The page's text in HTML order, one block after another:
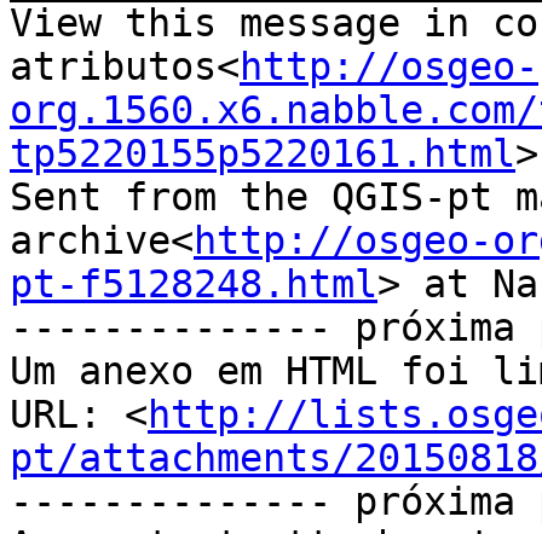
View this message in
atributos<http://osgeo-
tp5220155p5220161.html>
Sent from the QGIS-
archive<http://osgeo-
pt-f5128248.html> at
--------------
Um anexo em HTML foi
URL: <http://
pt/attachments/
--------------